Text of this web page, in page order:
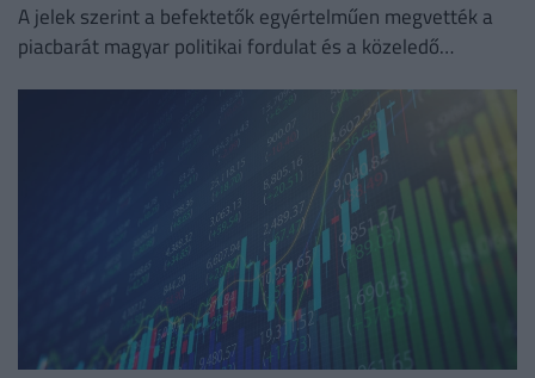
A jelek szerint a befektetők egyértelműen megvették a
piacbarát magyar politikai fordulat és a közeledő